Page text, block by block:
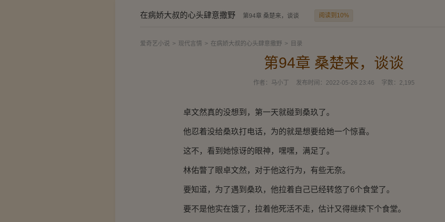
在病娇大叔的心头肆意撒野 第94章 桑楚来，谈谈 阅读到10%
爱奇艺小说 > 现代言情 > 在病娇大叔的心头肆意撒野 > 目录
第94章 桑楚来，谈谈
作者： 马小丁 发布时间： 2022-05-26 23:46 字数： 2,195
卓文然真的没想到，第一天就碰到桑玖了。
他忍着没给桑玖打电话，为的就是想要给她一个惊喜。
这不，看到她惊讶的眼神，嘿嘿，满足了。
林佑瞥了眼卓文然，对于他这行为，有些无奈。
要知道，为了遇到桑玖，他拉着自己已经转悠了6个食堂了。
要不是他实在饿了，拉着他死活不走，估计又得继续下个食堂。